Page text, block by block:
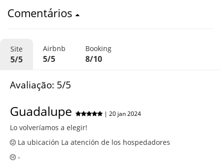
Comentários
Site
5/5
Airbnb
5/5
Booking
8/10
Avaliação: 5/5
Guadalupe | 20 jan 2024
Lo volveríamos a elegir!
La ubicación La atención de los hospedadores
-